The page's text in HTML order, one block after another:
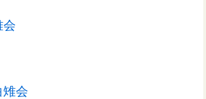
会
雉会